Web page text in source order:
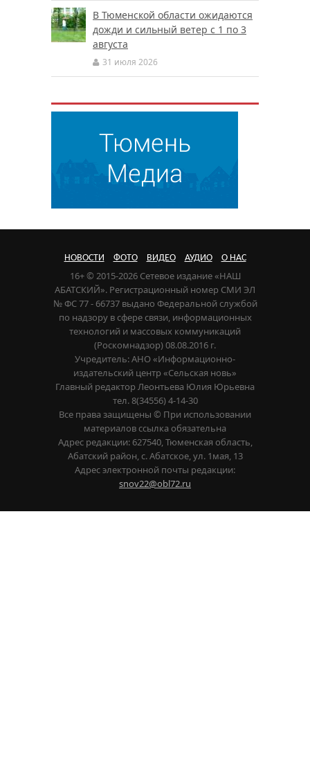
В Тюменской области ожидаются
дожди и сильный ветер с 1 по 3
августа
31 июля 2026
НОВОСТИ ФОТО ВИДЕО АУДИО О НАС
16+ © 2015-2026 Сетевое издание «НАШ
АБАТСКИЙ». Регистрационный номер СМИ ЭЛ
№ ФС 77 - 66737 выдано Федеральной службой
по надзору в сфере связи, информационных
технологий и массовых коммуникаций
(Роскомнадзор) 08.08.2016 г.
Учредитель: АНО «Информационно-
издательский центр «Сельская новь»
Главный редактор Леонтьева Юлия Юрьевна
тел. 8(34556) 4-14-30
Все права защищены © При использовании
материалов ссылка обязательна
Адрес редакции: 627540, Тюменская область,
Абатский район, с. Абатское, ул. 1мая, 13
Адрес электронной почты редакции:
snov22@obl72.ru